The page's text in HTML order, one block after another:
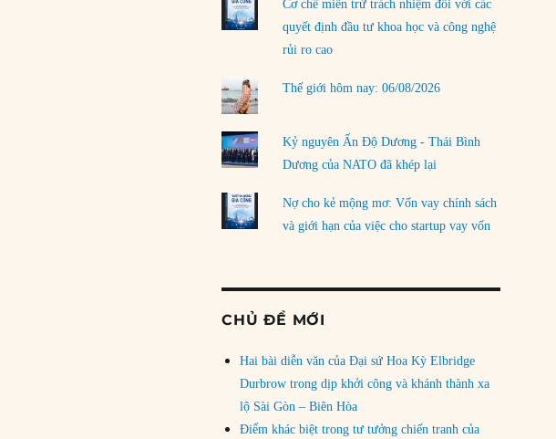
Cơ chế miễn trừ trách nhiệm đối với các
quyết định đầu tư khoa học và công nghệ
rủi ro cao
Thế giới hôm nay: 06/08/2026
Kỷ nguyên Ấn Độ Dương - Thái Bình
Dương của NATO đã khép lại
Nợ cho kẻ mộng mơ: Vốn vay chính sách
và giới hạn của việc cho startup vay vốn
CHỦ ĐỀ MỚI
Hai bài diễn văn của Đại sứ Hoa Kỳ Elbridge
Durbrow trong dịp khởi công và khánh thành xa
lộ Sài Gòn – Biên Hòa
Điểm khác biệt trong tư tưởng chiến tranh của